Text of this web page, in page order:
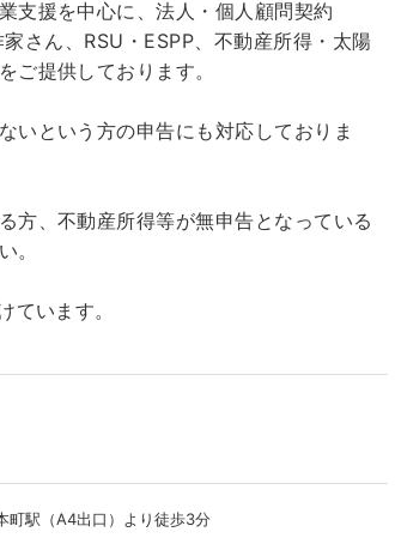
支援を中心に、法人・個人顧問契約
さん、RSU・ESPP、不動産所得・太陽
ご提供しております。
いという方の申告にも対応しておりま
方、不動産所得等が無申告となっている
。
ています。
町駅（A4出口）より徒歩3分